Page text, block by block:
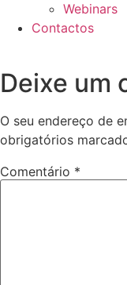
Webinars
Contactos
Deixe um
O seu endereço de
obrigatórios
Comentário *